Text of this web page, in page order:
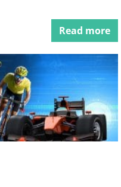
Read more